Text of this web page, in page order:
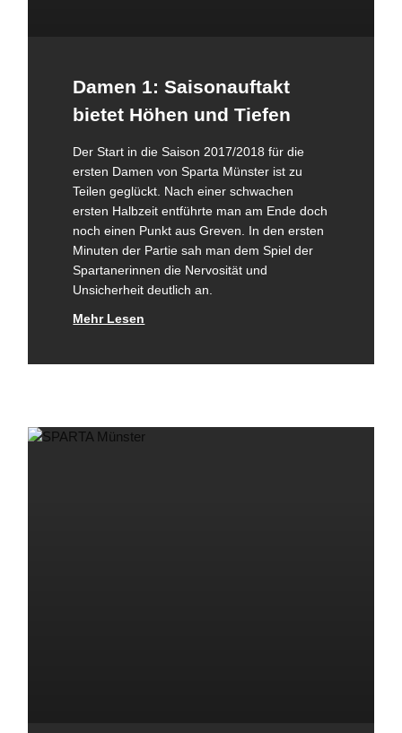
Damen 1: Saisonauftakt
bietet Höhen und Tiefen
Der Start in die Saison 2017/2018 für die
ersten Damen von Sparta Münster ist zu
Teilen geglückt. Nach einer schwachen
ersten Halbzeit entführte man am Ende doch
noch einen Punkt aus Greven. In den ersten
Minuten der Partie sah man dem Spiel der
Spartanerinnen die Nervosität und
Unsicherheit deutlich an.
Mehr Lesen